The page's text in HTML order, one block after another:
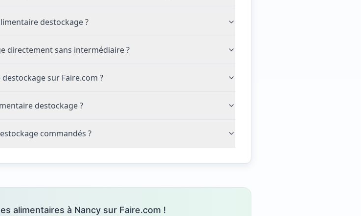
destockage ?
directement sans intermédiaire ?
sur Faire.com ?
destockage ?
commandés ?
alimentaires à Nancy sur Faire.com !